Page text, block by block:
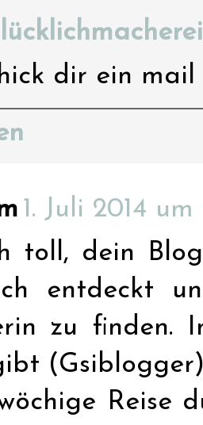
dir ein mail
1. Juli 2014 um
toll, dein
entdeckt
zu finden.
Reise